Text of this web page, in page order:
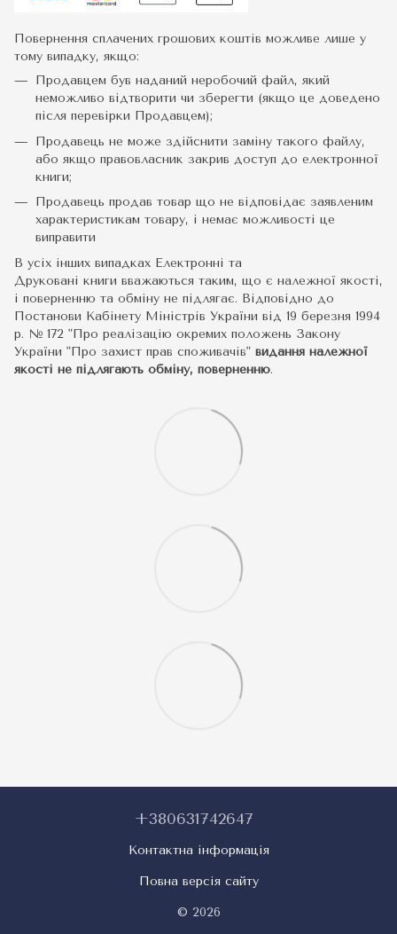
Повернення сплачених грошових коштів можливе лише у
тому випадку, якщо:
Продавцем був наданий неробочий файл, який
неможливо відтворити чи зберегти (якщо це доведено
після перевірки Продавцем);
Продавець не може здійснити заміну такого файлу,
або якщо правовласник закрив доступ до електронної
книги;
Продавець продав товар що не відповідає заявленим
характеристикам товару, і немає можливості це
виправити
В усіх інших випадках Електронні та
Друковані книги вважаються таким, що є належної якості,
і поверненню та обміну не підлягає. Відповідно до
Постанови Кабінету Міністрів України від 19 березня 1994
р. № 172 "Про реалізацію окремих положень Закону
України "Про захист прав споживачів" видання належної
якості не підлягають обміну, поверненню.
+380631742647
Контактна інформація
Повна версія сайту
© 2026